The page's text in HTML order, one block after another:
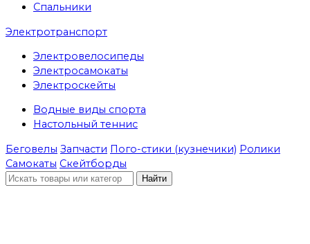
Спальники
Электротранспорт
Электровелосипеды
Электросамокаты
Электроскейты
Водные виды спорта
Настольный теннис
Беговелы Запчасти Пого-стики (кузнечики) Ролики
Самокаты Скейтборды
Найти